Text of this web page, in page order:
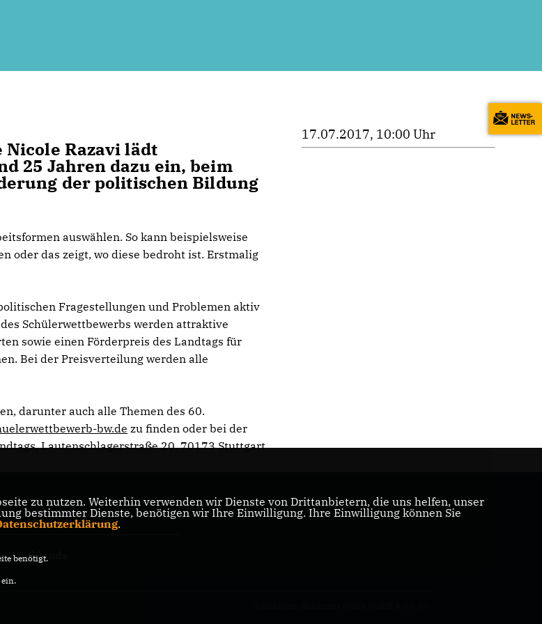
Nicole Razavi lädt
25 Jahren dazu ein, beim
der politischen Bildung
auswählen. So kann beispielsweise
oder das zeigt, wo diese bedroht ist. Erstmalig
Fragestellungen und Problemen aktiv
Schülerwettbewerbs werden attraktive
sowie einen Förderpreis des Landtags für
Bei der Preisverteilung werden alle
darunter auch alle Themen des 60.
bw.de zu finden oder bei der
Lautenschlagerstraße 20, 70173 Stuttgart
17.07.2017, 10:00 Uhr
Württemberg
zu nutzen. Weiterhin verwenden wir Dienste von Drittanbietern, die uns helfen, unser
bestimmter Dienste, benötigen wir Ihre Einwilligung. Ihre Einwilligung können Sie
.
benötigt.